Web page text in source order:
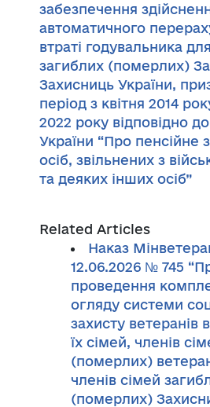
забезпечення
автоматичного
втраті годувальника
загиблих (померлих)
Захисниць України,
період з квітня 2014
2022 року відповідно
України “Про пенсійне
осіб, звільнених з
та деяких інших осіб”
Related Articles
Наказ
12.06.2026 № 745
проведення
огляду системи
захисту ветеранів
їх сімей, членів
(померлих)
членів сімей
(померлих)